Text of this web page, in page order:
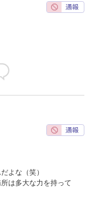
よな（笑）
は多大な力を持って